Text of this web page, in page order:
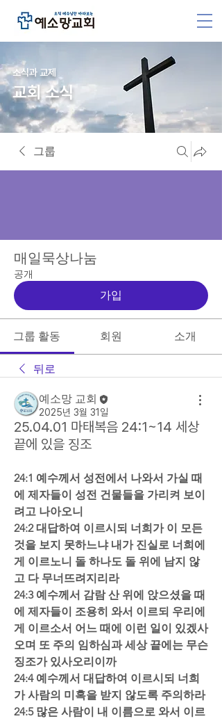
소식과 교제
교회 소식
그룹
매일묵상나눔
공개
가입
그룹 활동 회원 소개
뒤로
예소망 교회
2025년 3월 31일
25.04.01 마태복음 24:1~14 세상
끝에 있을 징조
24:1 예수께서 성전에서 나와서 가실 때
에 제자들이 성전 건물들을 가리켜 보이
려고 나아오니
24:2 대답하여 이르시되 너희가 이 모든
것을 보지 못하느냐 내가 진실로 너희에
게 이르노니 돌 하나도 돌 위에 남지 않
고 다 무너뜨려지리라
24:3 예수께서 감람 산 위에 앉으셨을 때
에 제자들이 조용히 와서 이르되 우리에
게 이르소서 어느 때에 이런 일이 있겠사
오며 또 주의 임하심과 세상 끝에는 무슨
징조가 있사오리이까
24:4 예수께서 대답하여 이르시되 너희
가 사람의 미혹을 받지 않도록 주의하라
24:5 많은 사람이 내 이름으로 와서 이르